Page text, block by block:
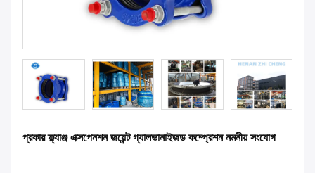
প্রকার ফ্ল্যাঞ্জ এক্সপেনশন জয়েন্ট গ্যালভানাইজড কম্প্রেশন নমনীয় সংযোগ